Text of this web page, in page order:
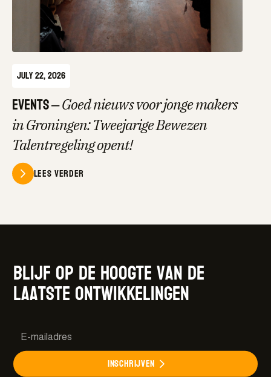
July 22, 2026
Events–Goed nieuws voor jonge makers
in Groningen: Tweejarige Bewezen
Talentregeling opent!
Lees verder
Blijf op de hoogte van de
laatste ontwikkelingen
Inschrijven